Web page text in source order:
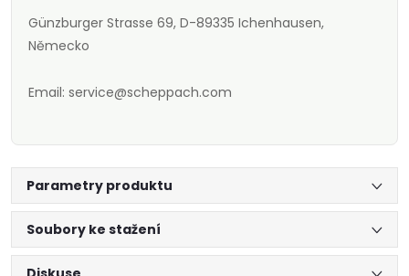
Günzburger Strasse 69, D-89335 Ichenhausen,
Německo
Email: service@scheppach.com
Parametry produktu
Soubory ke stažení